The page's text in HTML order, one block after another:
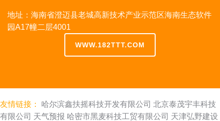
地址：海南省澄迈县老城高新技术产业示范区海南生态软件
园A17幢二层4001
WWW.182TTT.COM
友情链接： 哈尔滨鑫扶摇科技开发有限公司 北京泰茂宇丰科技
有限公司 天气预报 哈密市黑麦科技工贸有限公司 天津弘野建设